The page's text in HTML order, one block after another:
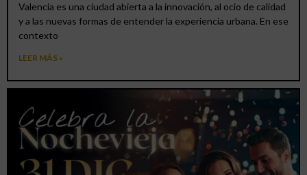
Valencia es una ciudad abierta a la innovación, al ocio de calidad
y a las nuevas formas de entender la experiencia urbana. En ese
contexto
LEER MÁS »